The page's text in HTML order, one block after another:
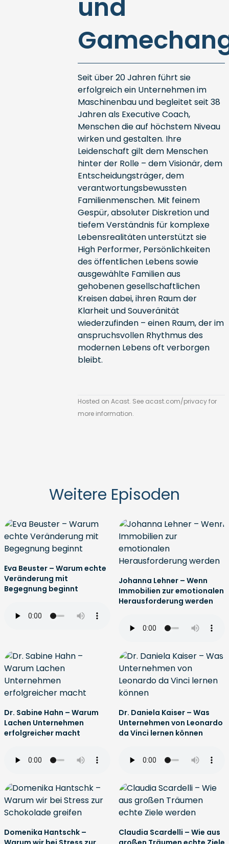
und
Seit über 20 Jahren führt sie
erfolgreich ein Unternehmen im
Maschinenbau und begleitet seit 38
Jahren als Executive Coach,
Menschen die auf höchstem Niveau
wirken und gestalten. Ihre
Leidenschaft gilt dem Menschen
hinter der Rolle – dem Visionär, dem
Entscheidungsträger, dem
verantwortungsbewussten
Familienmenschen. Mit feinem
Gespür, absoluter Diskretion und
tiefem Verständnis für komplexe
Lebensrealitäten unterstützt sie
High Performer, Persönlichkeiten
des öffentlichen Lebens sowie
ausgewählte Familien aus
gehobenen gesellschaftlichen
Kreisen dabei, ihren Raum der
Klarheit und Souveränität
wiederzufinden – einen Raum, der im
anspruchsvollen Rhythmus des
modernen Lebens oft verborgen
bleibt.
Hosted on Acast. See acast.com/privacyfor
more information.
Weitere Episoden
Eva Beuster – Warum echte
Veränderung mit
Begegnung beginnt
Johanna Lehner – Wenn
Immobilien zur emotionalen
Herausforderung werden
Dr. Sabine Hahn – Warum
Lachen Unternehmen
erfolgreicher macht
Dr. Daniela Kaiser – Was
Unternehmen von Leonardo
da Vinci lernen können
Domenika Hantschk –
Claudia Scardelli – Wie aus